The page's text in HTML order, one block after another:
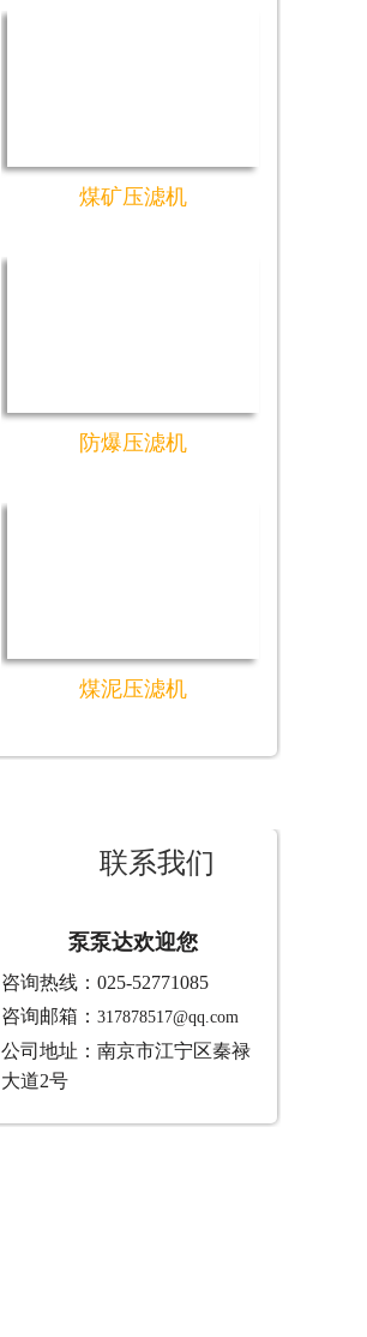
煤矿压滤机
防爆压滤机
煤泥压滤机
联系我们
泵泵达欢迎您
咨询热线：025-52771085
咨询邮箱： 317878517@qq.com
公司地址：南京市江宁区秦禄
大道2号